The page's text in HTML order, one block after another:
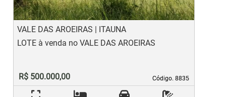
VALE DAS AROEIRAS | ITAUNA
Código. 8835
Código. 8835
LOTE à venda no VALE DAS AROEIRAS
R$ 500.000,00